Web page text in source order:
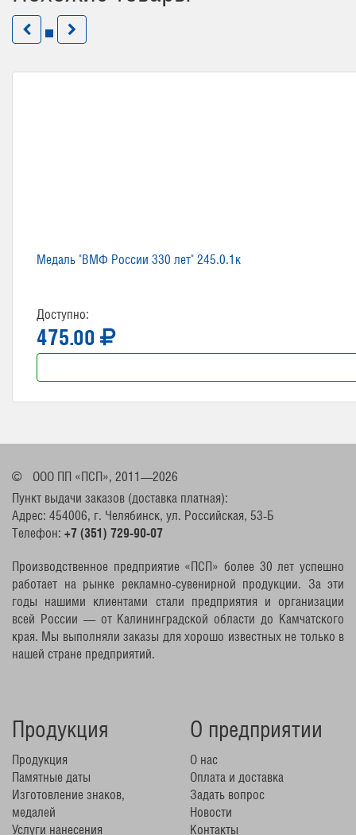
Медаль "ВМФ России 330 лет" 245.0.1к
Доступно:
475.00
©
ООО ПП «ПСП», 2011—2026
Пункт выдачи заказов (доставка платная):
Адрес: 454006, г. Челябинск, ул. Российская, 53-Б
Телефон: +7 (351) 729-90-07
Производственное предприятие «ПСП» более 30 лет успешно
работает на рынке рекламно-сувенирной продукции. За эти
годы нашими клиентами стали предприятия и организации
всей России — от Калининградской области до Камчатского
края. Мы выполняли заказы для хорошо известных не только в
нашей стране предприятий.
Продукция
Продукция
Памятные даты
Изготовление знаков,
медалей
Услуги нанесения
О предприятии
О нас
Оплата и доставка
Задать вопрос
Новости
Контакты